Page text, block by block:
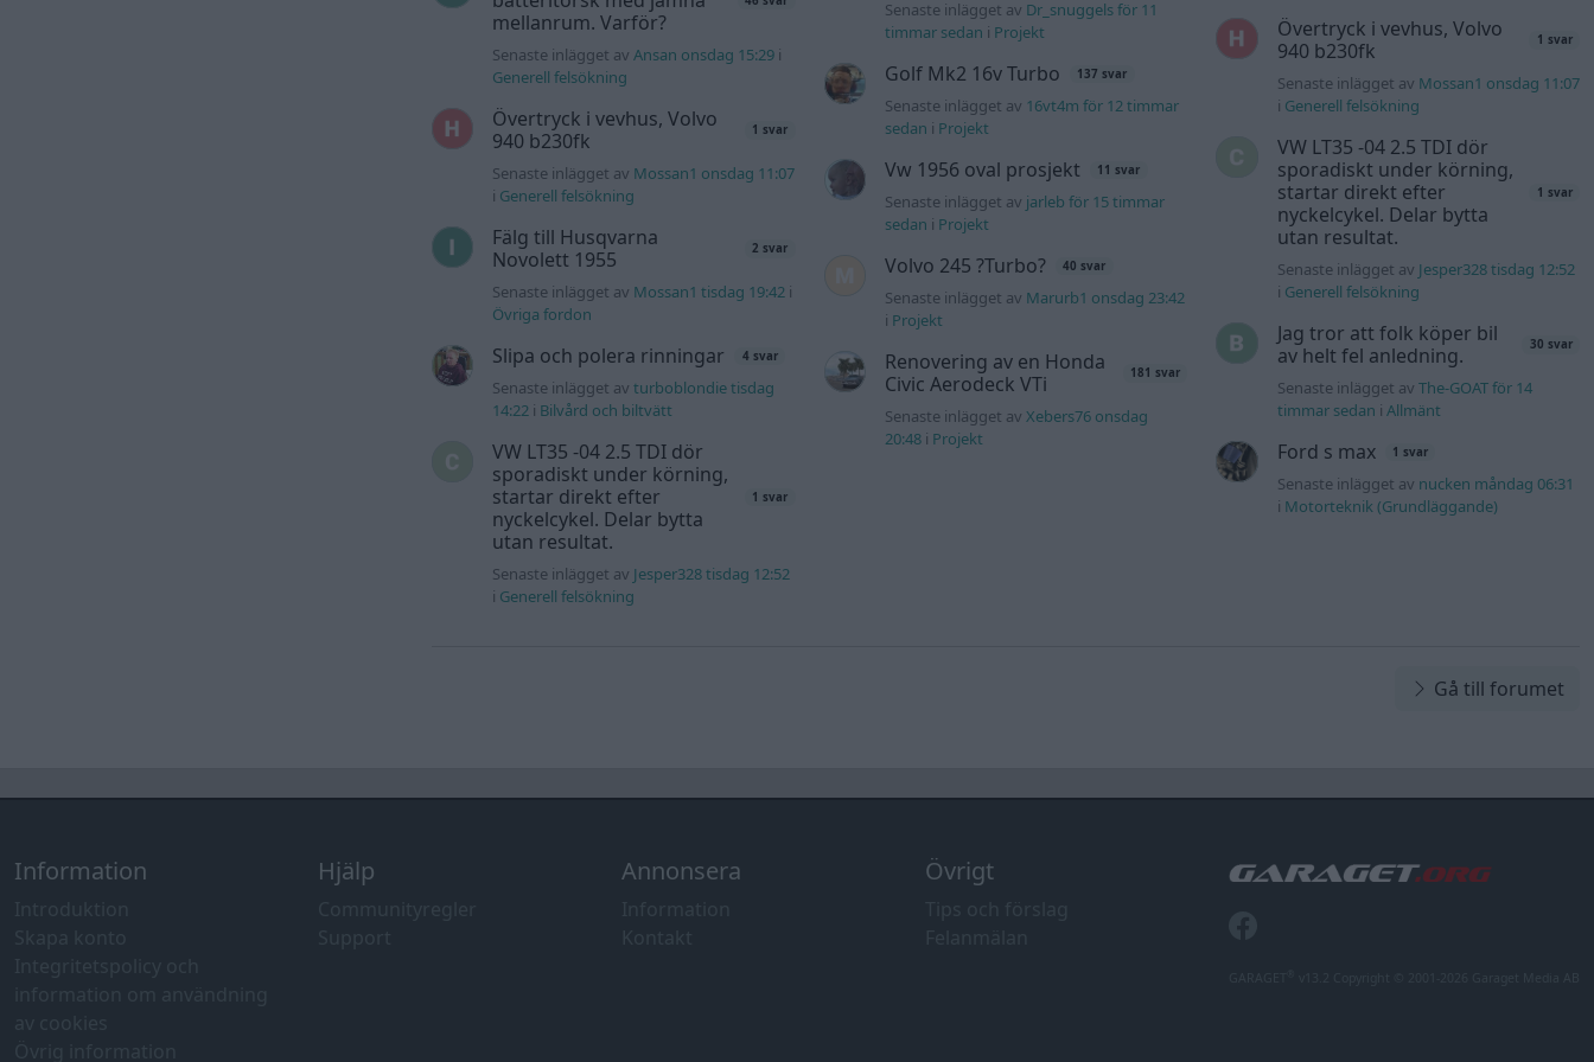
mellanrum. Varför?
Senaste inlägget avAnsan onsdag 15:29 i
Generell felsökning
Övertryck i vevhus, Volvo
940 b230fk
1 svar
Senaste inlägget av Mossan1 onsdag 11:07
i Generell felsökning
Fälg till Husqvarna
Novolett 1955
2 svar
Senaste inlägget av Mossan1 tisdag 19:42 i
Övriga fordon
Slipa och polera rinningar 4 svar
Senaste inlägget avturboblondie tisdag
14:22 i Bilvård och biltvätt
VW LT35 -04 2.5 TDI dör
sporadiskt under körning,
startar direkt efter
nyckelcykel. Delar bytta
utan resultat.
1 svar
Senaste inlägget av Jesper328 tisdag 12:52
i Generell felsökning
Senaste inlägget av Dr_snuggels för 11
timmar sedan i Projekt
Golf Mk2 16v Turbo 137 svar
Senaste inlägget av 16vt4m för 12 timmar
sedan i Projekt
Vw 1956 oval prosjekt 11 svar
Senaste inlägget av jarleb för 15 timmar
sedan i Projekt
Volvo 245 ?Turbo? 40 svar
Senaste inlägget av Marurb1 onsdag 23:42
i Projekt
Renovering av en Honda
Civic Aerodeck VTi
181 svar
Senaste inlägget av Xebers76 onsdag
20:48i Projekt
Övertryck i vevhus, Volvo
940 b230fk
1 svar
Senaste inlägget av Mossan1 onsdag 11:07
i Generell felsökning
VW LT35 -04 2.5 TDI dör
sporadiskt under körning,
startar direkt efter
nyckelcykel. Delar bytta
utan resultat.
1 svar
Senaste inlägget av Jesper328 tisdag 12:52
i Generell felsökning
Jag tror att folk köper bil
av helt fel anledning.
30 svar
Senaste inlägget av The-GOAT för 14
timmar sedan i Allmänt
Ford s max 1 svar
Senaste inlägget av nucken måndag 06:31
i Motorteknik (Grundläggande)
Gå till forumet
Information Hjälp Annonsera Övrigt